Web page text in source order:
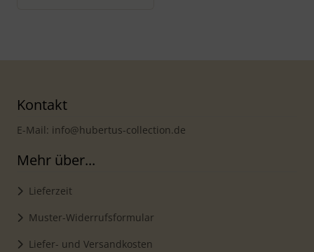
Kontakt
E-Mail: info@hubertus-collection.de
Mehr über...
Lieferzeit
Muster-Widerrufsformular
Liefer- und Versandkosten